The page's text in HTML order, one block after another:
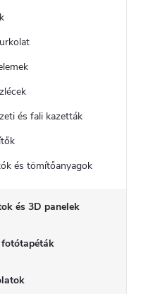
és fali kazetták
és tömítőanyagok
és 3D panelek